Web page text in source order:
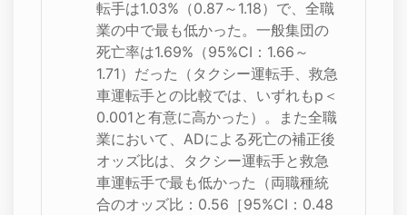
転手は1.03%（0.87～1.18）で、全職
業の中で最も低かった。一般集団の
死亡率は1.69%（95%CI：1.66～
1.71）だった（タクシー運転手、救急
車運転手との比較では、いずれもp＜
0.001と有意に高かった）。また全職
業において、ADによる死亡の補正後
オッズ比は、タクシー運転手と救急
車運転手で最も低かった（両職種統
合のオッズ比：0.56［95%CI：0.48